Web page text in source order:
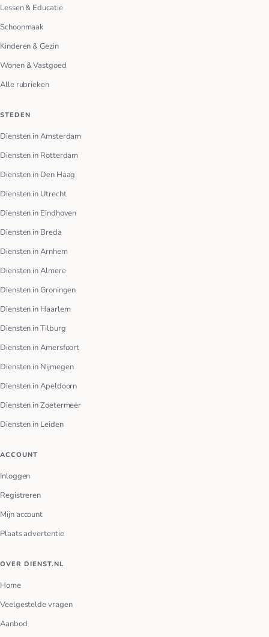
Lessen & Educatie
Schoonmaak
Kinderen & Gezin
Wonen & Vastgoed
Alle rubrieken
STEDEN
Diensten in Amsterdam
Diensten in Rotterdam
Diensten in Den Haag
Diensten in Utrecht
Diensten in Eindhoven
Diensten in Breda
Diensten in Arnhem
Diensten in Almere
Diensten in Groningen
Diensten in Haarlem
Diensten in Tilburg
Diensten in Amersfoort
Diensten in Nijmegen
Diensten in Apeldoorn
Diensten in Zoetermeer
Diensten in Leiden
ACCOUNT
Inloggen
Registreren
Mijn account
Plaats advertentie
OVER DIENST.NL
Home
Veelgestelde vragen
Aanbod